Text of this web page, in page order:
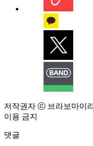
저작권자 ⓒ 브라보마이
이용 금지
댓글